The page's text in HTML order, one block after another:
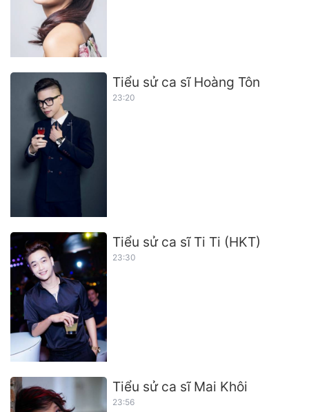
Tiểu sử ca sĩ Hoàng Tôn
23:20
Tiểu sử ca sĩ Ti Ti (HKT)
23:30
Tiểu sử ca sĩ Mai Khôi
23:56